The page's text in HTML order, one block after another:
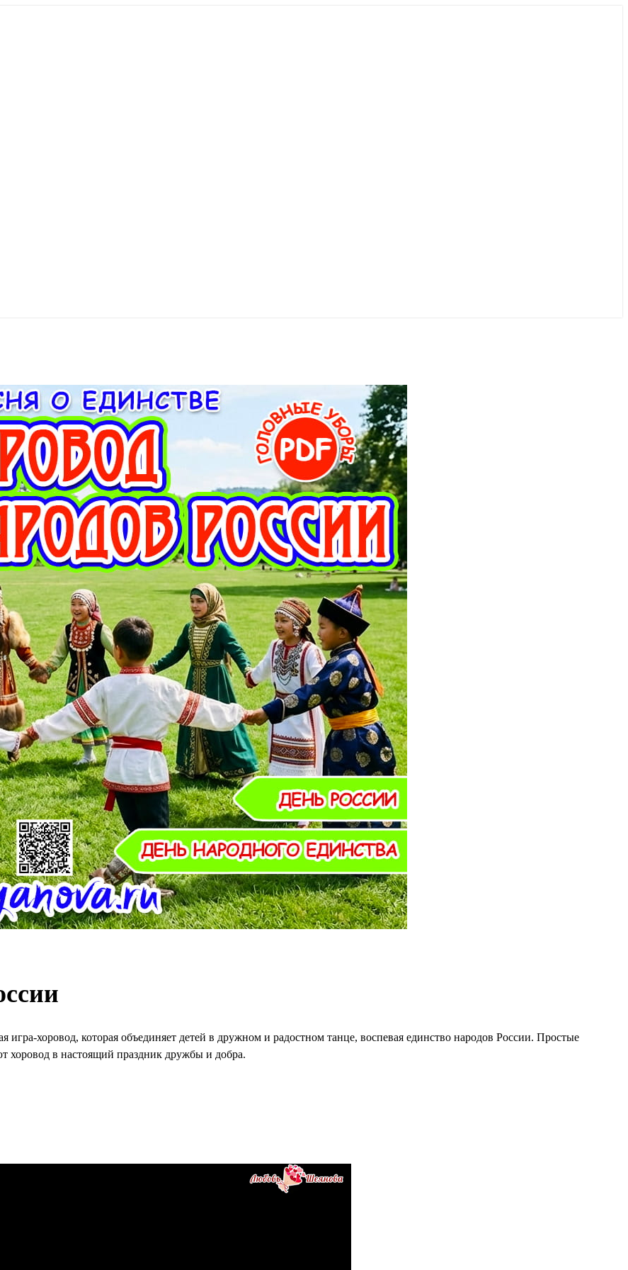
игра-хоровод, которая объединяет детей в дружном и радостном танце, воспевая единство народов России. Простые
хоровод в настоящий праздник дружбы и добра.